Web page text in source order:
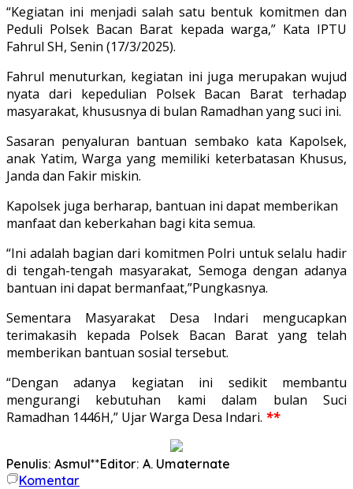
“Kegiatan ini menjadi salah satu bentuk komitmen dan
Peduli Polsek Bacan Barat kepada warga,” Kata IPTU
Fahrul SH, Senin (17/3/2025).
Fahrul menuturkan, kegiatan ini juga merupakan wujud
nyata dari kepedulian Polsek Bacan Barat terhadap
masyarakat, khususnya di bulan Ramadhan yang suci ini.
Sasaran penyaluran bantuan sembako kata Kapolsek,
anak Yatim, Warga yang memiliki keterbatasan Khusus,
Janda dan Fakir miskin.
Kapolsek juga berharap, bantuan ini dapat memberikan
manfaat dan keberkahan bagi kita semua.
“Ini adalah bagian dari komitmen Polri untuk selalu hadir
di tengah-tengah masyarakat, Semoga dengan adanya
bantuan ini dapat bermanfaat,”Pungkasnya.
Sementara Masyarakat Desa Indari mengucapkan
terimakasih kepada Polsek Bacan Barat yang telah
memberikan bantuan sosial tersebut.
“Dengan adanya kegiatan ini sedikit membantu
mengurangi kebutuhan kami dalam bulan Suci
Ramadhan 1446H,” Ujar Warga Desa Indari. **
Penulis: Asmul**Editor: A. Umaternate
Komentar